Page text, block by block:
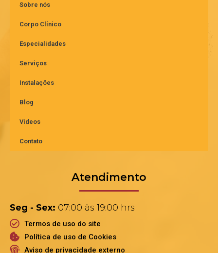
Sobre nós
Corpo Clínico
Especialidades
Serviços
Instalações
Blog
Vídeos
Contato
Atendimento
Seg - Sex: 07:00 às 19:00 hrs
Termos de uso do site
Política de uso de Cookies
Aviso de privacidade externo